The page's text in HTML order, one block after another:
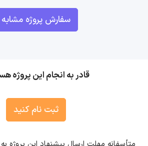
سفارش پروژه مشابه
قادر به انجام این پروژه
ثبت نام کنید